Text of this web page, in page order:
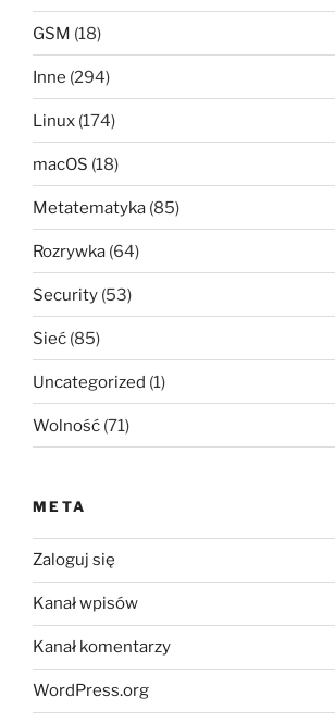
GSM (18)
Inne (294)
Linux (174)
macOS (18)
Metatematyka (85)
Rozrywka (64)
Security (53)
Sieć (85)
Uncategorized (1)
Wolność (71)
META
Zaloguj się
Kanał wpisów
Kanał komentarzy
WordPress.org